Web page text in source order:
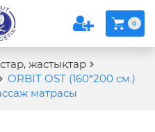
0
жастықтар
ORBIT OST (160*200 см.)
матрасы